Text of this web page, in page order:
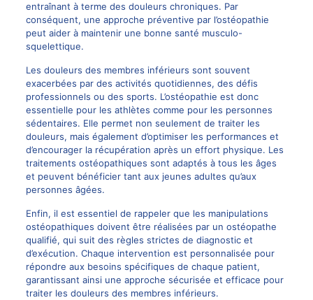
entraînant à terme des douleurs chroniques. Par
conséquent, une approche préventive par l’ostéopathie
peut aider à maintenir une bonne santé musculo-
squelettique.
Les douleurs des membres inférieurs sont souvent
exacerbées par des activités quotidiennes, des défis
professionnels ou des sports. L’ostéopathie est donc
essentielle pour les athlètes comme pour les personnes
sédentaires. Elle permet non seulement de traiter les
douleurs, mais également d’optimiser les performances et
d’encourager la récupération après un effort physique. Les
traitements ostéopathiques sont adaptés à tous les âges
et peuvent bénéficier tant aux jeunes adultes qu’aux
personnes âgées.
Enfin, il est essentiel de rappeler que les manipulations
ostéopathiques doivent être réalisées par un ostéopathe
qualifié, qui suit des règles strictes de diagnostic et
d’exécution. Chaque intervention est personnalisée pour
répondre aux besoins spécifiques de chaque patient,
garantissant ainsi une approche sécurisée et efficace pour
traiter les douleurs des membres inférieurs.